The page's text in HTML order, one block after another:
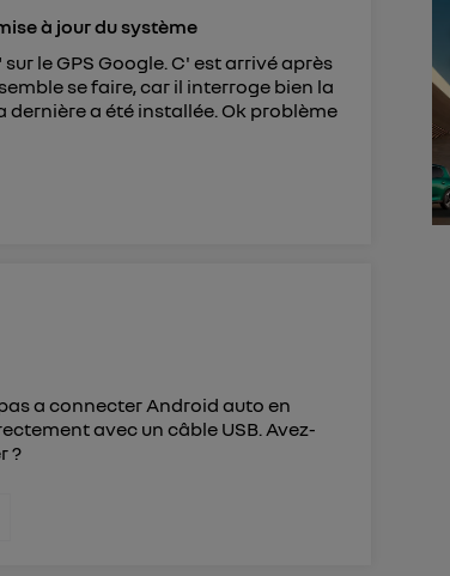
à jour du système
le GPS Google. C' est arrivé après
se faire, car il interroge bien la
dernière a été installée. Ok problème
a connecter Android auto en
avec un câble USB. Avez-
?
sera basée sur la navigation des membres du foyer
basée uniquement sur la navigation de l'utilisateur du
consentement surle portail d’Utiq("
Utiq » en bas de ce site. Pour plus